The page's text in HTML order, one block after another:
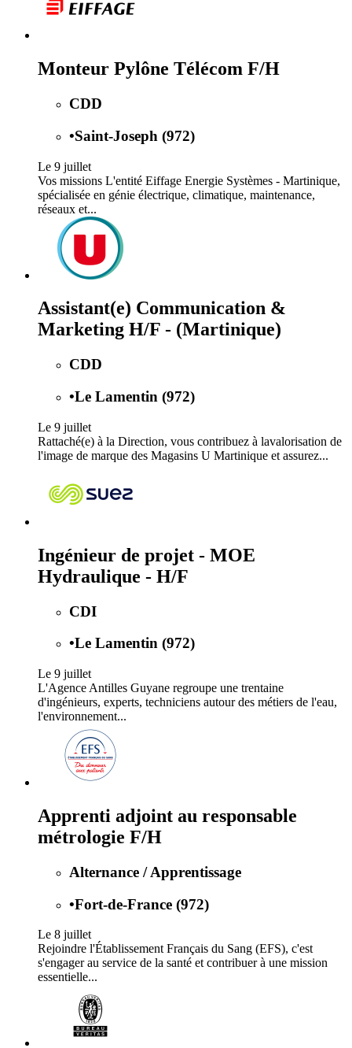
Monteur Pylône Télécom F/H
CDD
•Saint-Joseph (972)
Le 9 juillet
Vos missions L'entité Eiffage Energie Systèmes - Martinique,
spécialisée en génie électrique, climatique, maintenance,
réseaux et...
Assistant(e) Communication &
Marketing H/F - (Martinique)
CDD
•Le Lamentin (972)
Le 9 juillet
Rattaché(e) à la Direction, vous contribuez à lavalorisation de
l'image de marque des Magasins U Martinique et assurez...
Ingénieur de projet - MOE
Hydraulique - H/F
CDI
•Le Lamentin (972)
Le 9 juillet
L'Agence Antilles Guyane regroupe une trentaine
d'ingénieurs, experts, techniciens autour des métiers de l'eau,
l'environnement...
Apprenti adjoint au responsable
métrologie F/H
Alternance / Apprentissage
•Fort-de-France (972)
Le 8 juillet
Rejoindre l'Établissement Français du Sang (EFS), c'est
s'engager au service de la santé et contribuer à une mission
essentielle...